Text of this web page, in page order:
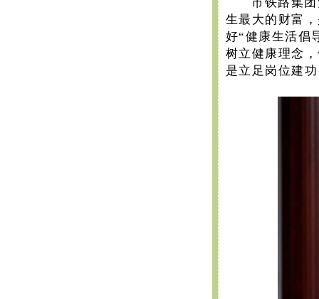
生最大的财富
好“健康生活倡
树立健康理念
是立足岗位建